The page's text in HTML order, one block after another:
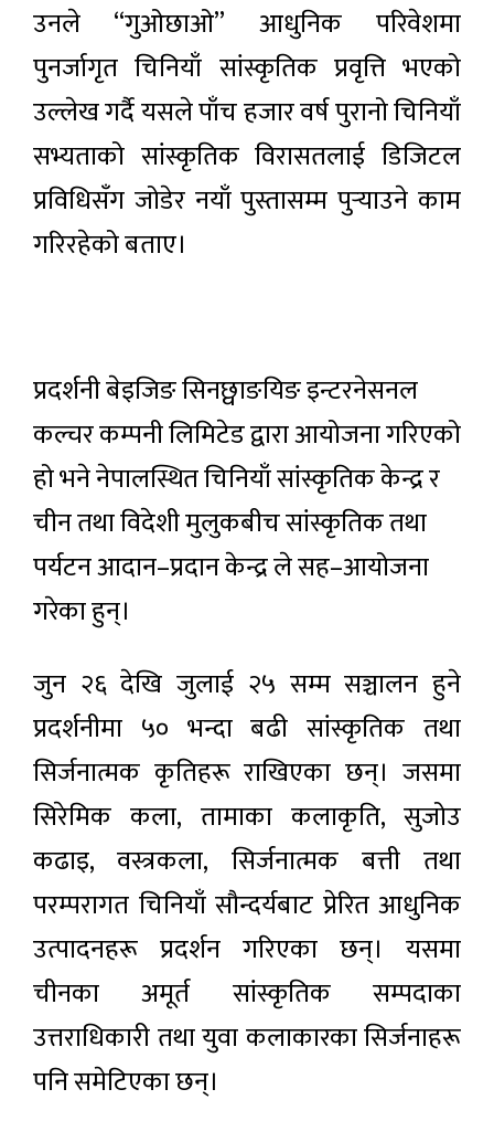
उनले “गुओछाओ” आधुनिक परिवेशमा
पुनर्जागृत चिनियाँ सांस्कृतिक प्रवृत्ति भएको
उल्लेख गर्दै यसले पाँच हजार वर्ष पुरानो चिनियाँ
सभ्यताको सांस्कृतिक विरासतलाई डिजिटल
प्रविधिसँग जोडेर नयाँ पुस्तासम्म पुर्‍याउने काम
गरिरहेको बताए।
प्रदर्शनी बेइजिङ सिनछ्वाङयिङ इन्टरनेसनल
कल्चर कम्पनी लिमिटेड द्वारा आयोजना गरिएको
हो भने नेपालस्थित चिनियाँ सांस्कृतिक केन्द्र र
चीन तथा विदेशी मुलुकबीच सांस्कृतिक तथा
पर्यटन आदान–प्रदान केन्द्र ले सह–आयोजना
गरेका हुन्।
जुन २६ देखि जुलाई २५ सम्म सञ्चालन हुने
प्रदर्शनीमा ५० भन्दा बढी सांस्कृतिक तथा
सिर्जनात्मक कृतिहरू राखिएका छन्। जसमा
सिरेमिक कला, तामाका कलाकृति, सुजोउ
कढाइ, वस्त्रकला, सिर्जनात्मक बत्ती तथा
परम्परागत चिनियाँ सौन्दर्यबाट प्रेरित आधुनिक
उत्पादनहरू प्रदर्शन गरिएका छन्। यसमा
चीनका अमूर्त सांस्कृतिक सम्पदाका
उत्तराधिकारी तथा युवा कलाकारका सिर्जनाहरू
पनि समेटिएका छन्।